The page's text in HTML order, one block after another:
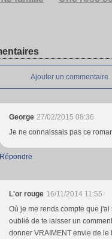
Ajouter un commentaire
George 27/02/2015 08:36
Je ne connaissais pas ce
Répondre
L'or rouge 16/11/2014 11:55
Où je me rends compte que
oublié de te laisser un
donner VRAIMENT envie de